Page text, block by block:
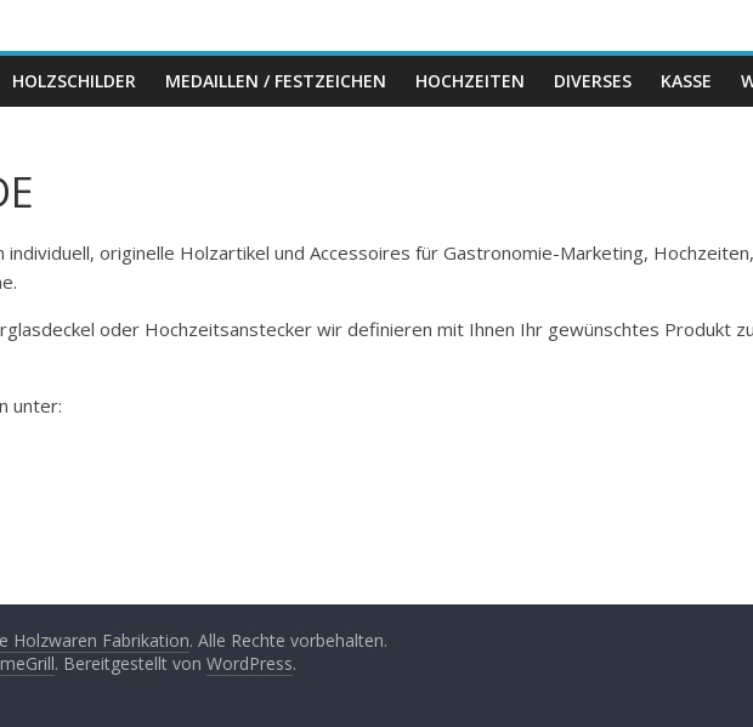
HOLZSCHILDER MEDAILLEN / FESTZEICHEN HOCHZEITEN DIVERSES KASSE
originelle Holzartikel und Accessoires für Gastronomie-Marketing, Hochzeiten,
oder Hochzeitsanstecker wir definieren mit Ihnen Ihr gewünschtes Produkt
unter:
Holzwaren Fabrikation. Alle Rechte vorbehalten.
. Bereitgestellt von WordPress.